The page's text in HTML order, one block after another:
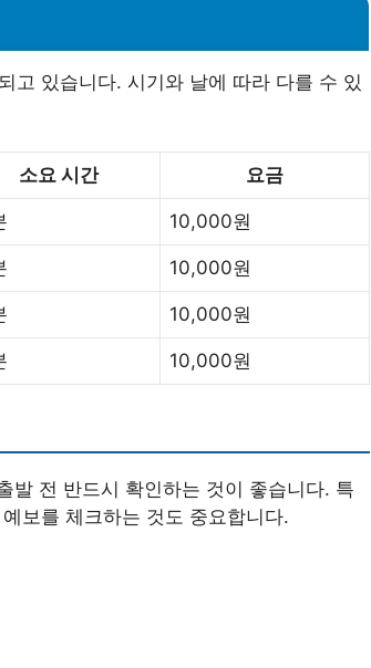
고 있습니다. 시기와 날에 따라 다를 수 있
소요 시간 요금
10,000원
10,000원
10,000원
10,000원
발 전 반드시 확인하는 것이 좋습니다. 특
보를 체크하는 것도 중요합니다.